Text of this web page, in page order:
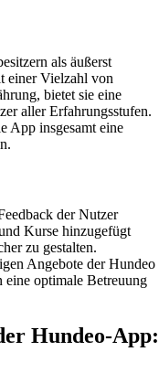
als äußerst
einer Vielzahl von
bietet sie eine
aller Erfahrungsstufen.
App insgesamt eine
der Nutzer
Kurse hinzugefügt
zu gestalten.
Angebote der Hundeo
optimale Betreuung
Hundeo-App: